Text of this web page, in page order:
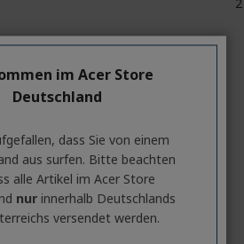
Anschlüsse
im Acer Store
Deutschland
dass Sie von einem
aus surfen. Bitte beachten
alle Artikel im Acer Store
nurinnerhalb Deutschlands
versendet werden.